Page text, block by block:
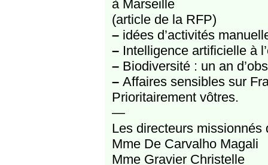
à Marseille
(article de la RFP)
–idées d’activités
–Intelligence artificielle à
–Biodiversité : un an
–Affaires sensibles sur
Prioritairement vôtres.
—
Les directeurs missionnés
Mme De Carvalho Magali
Mme Gravier Christelle